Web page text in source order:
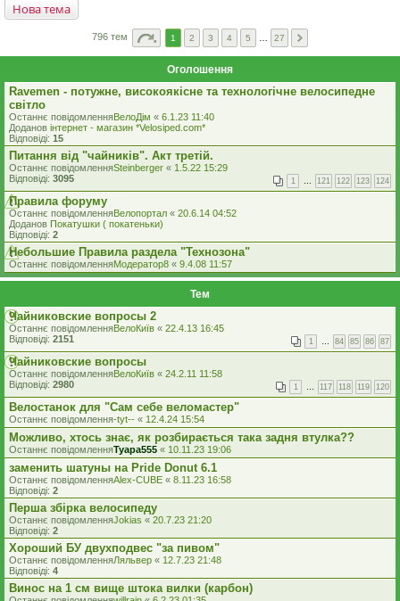
Нова тема
796 тем 1 2 3 4 5 27
Оголошення
Ravemen - потужне, високоякісне та технологічне велосипедне
світло
Останнє повідомленняВелоДім « 6.1.23 11:40
Доданов iнтернет - магазин *Velosiped.com*
Відповіді: 15
Питання від "чайників". Акт третій.
Останнє повідомленняSteinberger « 1.5.22 15:29
Відповіді: 3095 1 … 121 122 123 124
Правила форуму
Останнє повідомленняВелопортал « 20.6.14 04:52
Доданов Покатушки ( покатеньки)
Відповіді: 2
Небольшие Правила раздела "Технозона"
Останнє повідомленняМодератор8 « 9.4.08 11:57
Тем
Чайниковские вопросы 2
Останнє повідомленняВелоКиїв « 22.4.13 16:45
Відповіді: 2151 1 … 84 85 86 87
Чайниковские вопросы
Останнє повідомленняВелоКиїв « 24.2.11 11:58
Відповіді: 2980 1 … 117 118 119 120
Велостанок для "Сам себе веломастер"
Останнє повідомлення-tyt-- « 12.4.24 15:54
Можливо, хтось знає, як розбирається така задня втулка??
Останнє повідомленняTyapa555 « 10.11.23 19:06
заменить шатуны на Pride Donut 6.1
Останнє повідомленняAlex-CUBE « 8.11.23 16:58
Відповіді: 2
Перша збірка велосипеду
Останнє повідомленняJokias « 20.7.23 21:20
Відповіді: 2
Хороший БУ двухподвес "за пивом"
Останнє повідомленняЛяльвер « 12.7.23 21:48
Відповіді: 4
Винос на 1 см вище штока вилки (карбон)